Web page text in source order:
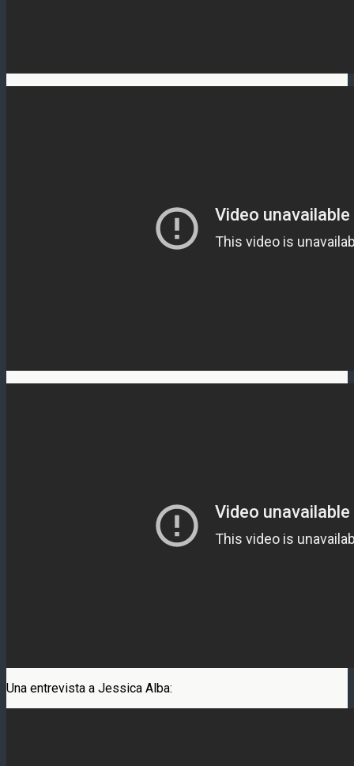
Una entrevista a Jessica Alba: